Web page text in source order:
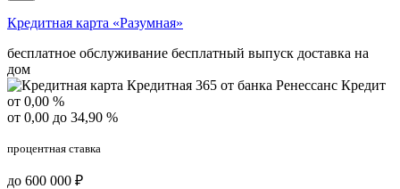
Кредитная карта «Разумная»
бесплатное обслуживание бесплатный выпуск доставка на
дом
от 0,00 %
от 0,00 до 34,90 %
процентная ставка
до 600 000 ₽